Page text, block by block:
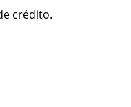
crédito.